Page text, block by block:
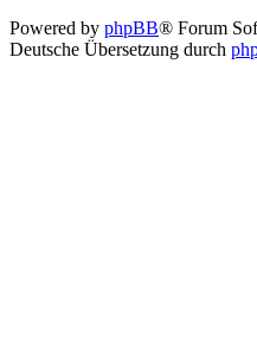
Powered by phpBB® Forum
Deutsche Übersetzung durch